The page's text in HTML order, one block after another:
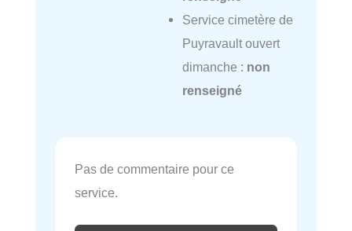
Service cimetère de
Puyravault ouvert
dimanche : non
renseigné
Pas de commentaire pour ce
service.